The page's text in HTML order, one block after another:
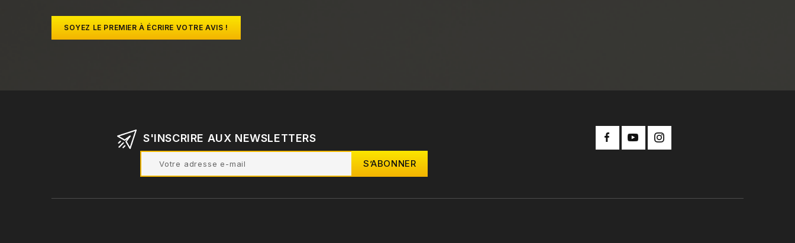
SOYEZ LE PREMIER À ÉCRIRE VOTRE AVIS !
S'INSCRIRE AUX NEWSLETTERS